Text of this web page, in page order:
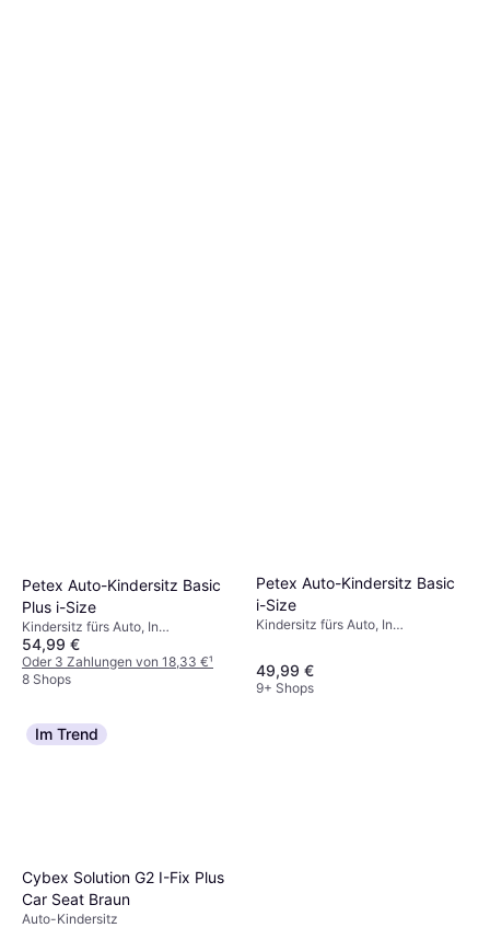
Petex Auto-Kindersitz Basic
Plus i-Size
Kindersitz fürs Auto, In
Fahrtrichtung, Waschbarer Bezug
54,99 €
Oder 3 Zahlungen von 18,33 €¹
8 Shops
Petex Auto-Kindersitz Basic
i-Size
Kindersitz fürs Auto, In
(ASIP)
49,99 €
9+ Shops
Im Trend
Cybex Solution G2 I-Fix Plus
Car Seat Braun
Auto-Kindersitz